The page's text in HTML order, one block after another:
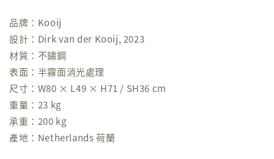
品牌：Kooij
設計：Dirk van der Kooij, 2023
材質：不鏽鋼
表面：半霧面消光處理
尺寸：W80 × L49 × H71 / SH36 cm
重量：23 kg
承重：200 kg
產地：Netherlands 荷蘭